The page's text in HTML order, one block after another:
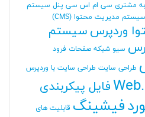
مشتری سی ام اس سی پنل سیستم
سیستم مدیریت محتوا (CMS)
وردپرس سیستم
سیو شبکه صفحات فرود
طراحی سایت طراحی سایت با وردپرس
فایل پیکربندی
فیشینگ قابلیت های